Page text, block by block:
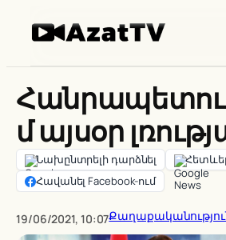
մ այսօր
Նախընտրելի դարձնել
Հետևել
Հավանել Facebook-ում
19/06/2021, 10:07